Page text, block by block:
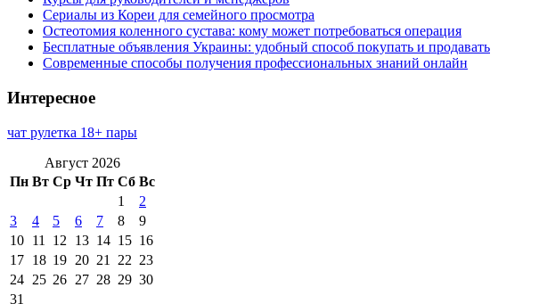
Сериалы из Кореи для семейного просмотра
Остеотомия коленного сустава: кому может потребоваться операция
Бесплатные объявления Украины: удобный способ покупать и продавать
Современные способы получения профессиональных знаний онлайн
Интересное
чат рулетка 18+ пары
Август 2026
Пн Вт Ср Чт Пт Сб Вс
1
2
3
4 5 6 7 8
9
10 11 12 13 14 15 16
17 18 19 20 21 22 23
24 25 26 27 28 29 30
31